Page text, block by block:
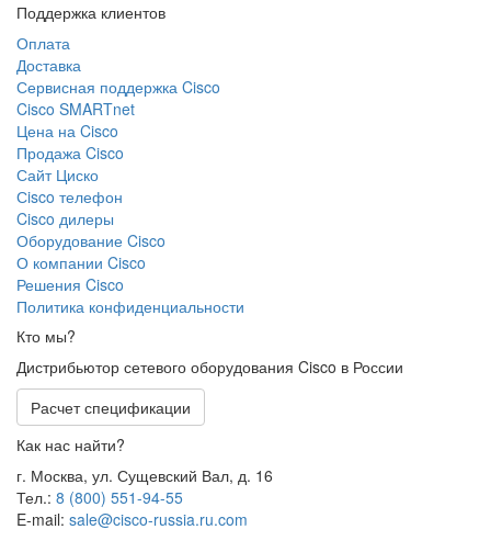
Поддержка клиентов
Оплата
Доставка
Сервисная поддержка Cisco
Cisco SMARTnet
Цена на Cisco
Продажа Cisco
Сайт Циско
Сisco телефон
Cisco дилеры
Оборудование Cisco
О компании Cisco
Решения Cisco
Политика конфиденциальности
Кто мы?
Дистрибьютор сетевого оборудования Cisco в России
Расчет спецификации
Как нас найти?
г. Москва, ул. Сущевский Вал, д. 16
Тел.: 8 (800) 551-94-55
E-mail: sale@cisco-russia.ru.com